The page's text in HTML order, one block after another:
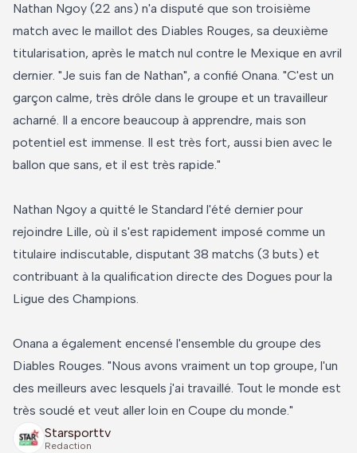
Nathan Ngoy (22 ans) n'a disputé que son troisième
match avec le maillot des Diables Rouges, sa deuxième
titularisation, après le match nul contre le Mexique en avril
dernier. "Je suis fan de Nathan", a confié Onana. "C'est un
garçon calme, très drôle dans le groupe et un travailleur
acharné. Il a encore beaucoup à apprendre, mais son
potentiel est immense. Il est très fort, aussi bien avec le
ballon que sans, et il est très rapide."
Nathan Ngoy a quitté le Standard l'été dernier pour
rejoindre Lille, où il s'est rapidement imposé comme un
titulaire indiscutable, disputant 38 matchs (3 buts) et
contribuant à la qualification directe des Dogues pour la
Ligue des Champions.
Onana a également encensé l'ensemble du groupe des
Diables Rouges. "Nous avons vraiment un top groupe, l'un
des meilleurs avec lesquels j'ai travaillé. Tout le monde est
très soudé et veut aller loin en Coupe du monde."
Starsporttv
Redaction